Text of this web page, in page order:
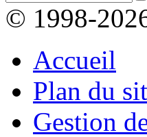
© 1998-
Accueil
Plan du
Gestion